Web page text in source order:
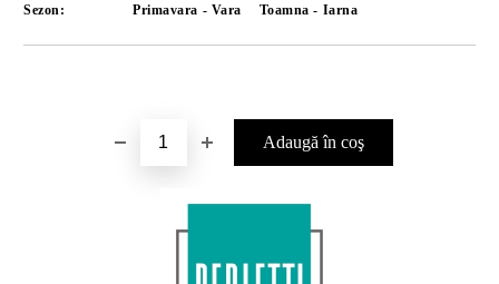
Sezon: Primavara - Vara Toamna - Iarna